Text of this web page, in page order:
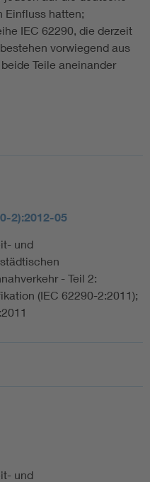
Einfluss hatten;
IEC 62290, die derzeit
vorwiegend aus
Teile aneinander
2):2012-05
und
- Teil 2:
(IEC 62290-2:2011);
und